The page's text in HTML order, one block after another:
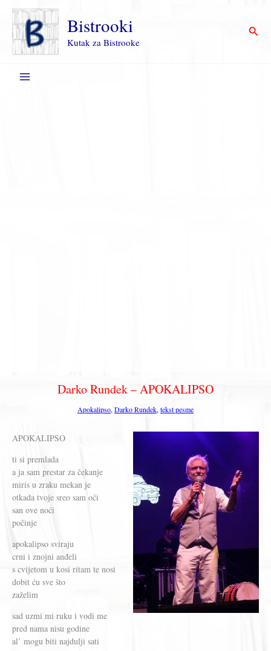
Пређи
садржај
Bistrooki
Kutak za Bistrooke
Darko Rundek – APOKALIPSO
Apokalipso, Darko Rundek, tekst pesme
APOKALIPSO
ti si premlada
a ja sam prestar za čekanje
miris u zraku mekan je
otkada tvoje sreo sam oči
san ove noći
počinje
apokalipso sviraju
crni i znojni anđeli
s cvijetom u kosi ritam te nosi
dobit ću sve što
zaželim
sad uzmi mi ruku i vodi me
pred nama nisu godine
al’ mogu biti najdulji sati